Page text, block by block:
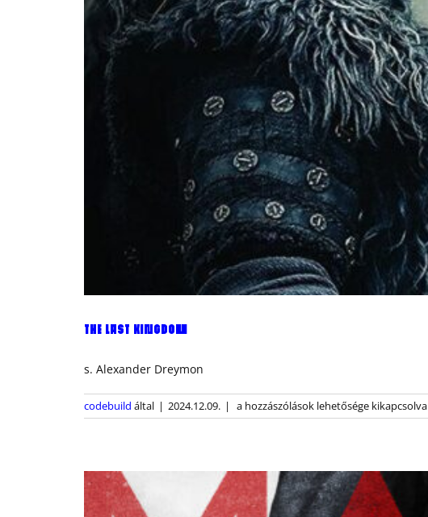
THE LAST KINGDOM
s. Alexander Dreymon
codebuild által | 2024.12.09. |
The
Last
a hozzászólások lehetősége kikapcsolva